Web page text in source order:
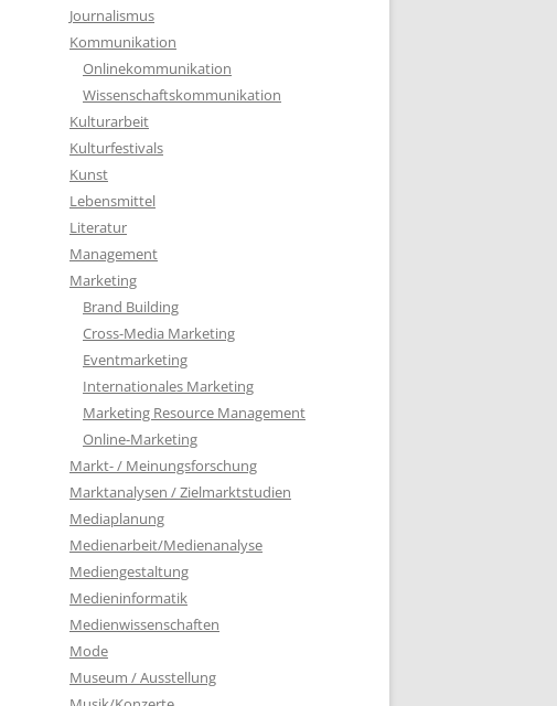
Journalismus
Kommunikation
Onlinekommunikation
Wissenschaftskommunikation
Kulturarbeit
Kulturfestivals
Kunst
Lebensmittel
Literatur
Management
Marketing
Brand Building
Cross-Media Marketing
Eventmarketing
Internationales Marketing
Marketing Resource Management
Online-Marketing
Markt- / Meinungsforschung
Marktanalysen / Zielmarktstudien
Mediaplanung
Medienarbeit/Medienanalyse
Mediengestaltung
Medieninformatik
Medienwissenschaften
Mode
Museum / Ausstellung